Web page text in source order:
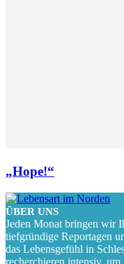
„Hope!“
ÜBER UNS
Jeden Monat bringen wir
tiefgründige Reportagen
das Lebensgefühl in
recherchieren intensiv,